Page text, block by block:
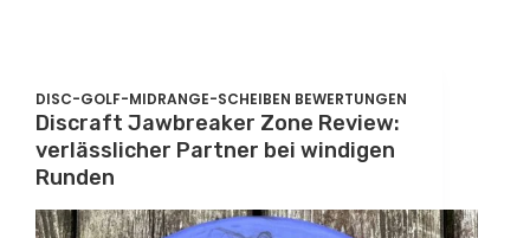
DISC-GOLF-MIDRANGE-SCHEIBEN BEWERTUNGEN
Discraft Jawbreaker Zone Review:
verlässlicher Partner bei windigen
Runden